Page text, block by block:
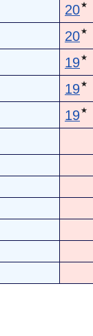
20★
20★
19★
19★
19★